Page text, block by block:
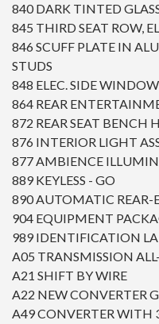
840 DARK TINTED
845 THIRD SEAT ROW,
846 SCUFF PLATE IN
STUDS
848 ELEC. SIDE
864 REAR
872 REAR SEAT BENCH
876 INTERIOR LIGHT
877 AMBIENCE
889 KEYLESS - GO
890 AUTOMATIC REAR-
904 EQUIPMENT
989 IDENTIFICATION
A05 TRANSMISSION
A21 SHIFT BY WIRE
A22 NEW CONVERTER
A49 CONVERTER WITH